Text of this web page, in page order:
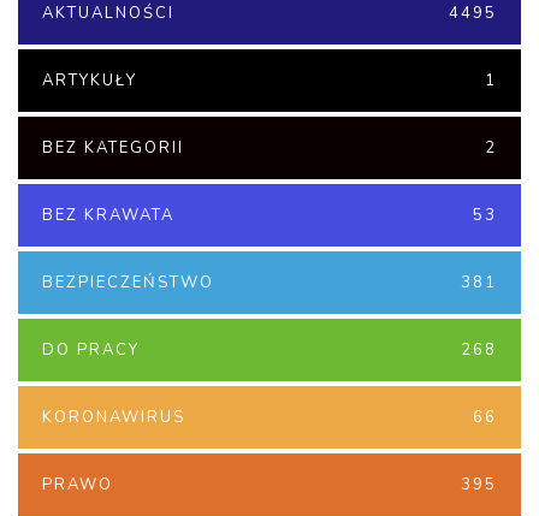
AKTUALNOŚCI 4495
ARTYKUŁY 1
BEZ KATEGORII 2
BEZ KRAWATA 53
BEZPIECZEŃSTWO 381
DO PRACY 268
KORONAWIRUS 66
PRAWO 395